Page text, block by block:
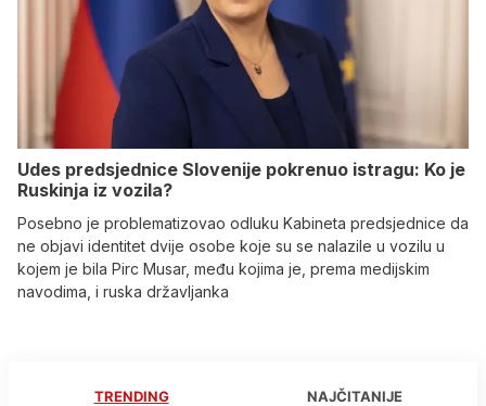
Udes predsjednice Slovenije pokrenuo istragu: Ko je
Ruskinja iz vozila?
Posebno je problematizovao odluku Kabineta predsjednice da
ne objavi identitet dvije osobe koje su se nalazile u vozilu u
kojem je bila Pirc Musar, među kojima je, prema medijskim
navodima, i ruska državljanka
TRENDING NAJČITANIJE